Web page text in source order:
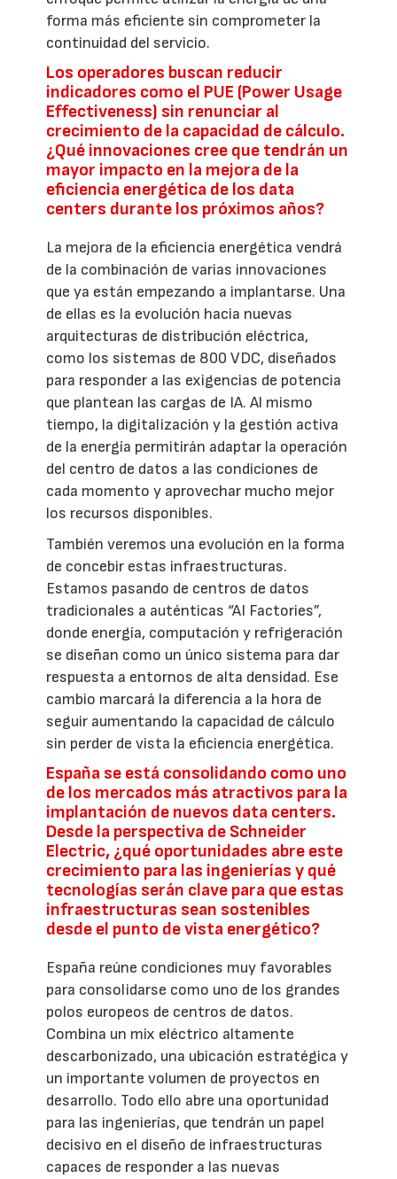
forma más eficiente sin comprometer la
continuidad del servicio.
Los operadores buscan reducir
indicadores como el PUE (Power Usage
Effectiveness) sin renunciar al
crecimiento de la capacidad de cálculo.
¿Qué innovaciones cree que tendrán un
mayor impacto en la mejora de la
eficiencia energética de los data
centers durante los próximos años?
La mejora de la eficiencia energética vendrá
de la combinación de varias innovaciones
que ya están empezando a implantarse. Una
de ellas es la evolución hacia nuevas
arquitecturas de distribución eléctrica,
como los sistemas de 800 VDC, diseñados
para responder a las exigencias de potencia
que plantean las cargas de IA. Al mismo
tiempo, la digitalización y la gestión activa
de la energía permitirán adaptar la operación
del centro de datos a las condiciones de
cada momento y aprovechar mucho mejor
los recursos disponibles.
También veremos una evolución en la forma
de concebir estas infraestructuras.
Estamos pasando de centros de datos
tradicionales a auténticas “AI Factories”,
donde energía, computación y refrigeración
se diseñan como un único sistema para dar
respuesta a entornos de alta densidad. Ese
cambio marcará la diferencia a la hora de
seguir aumentando la capacidad de cálculo
sin perder de vista la eficiencia energética.
España se está consolidando como uno
de los mercados más atractivos para la
implantación de nuevos data centers.
Desde la perspectiva de Schneider
Electric, ¿qué oportunidades abre este
crecimiento para las ingenierías y qué
tecnologías serán clave para que estas
infraestructuras sean sostenibles
desde el punto de vista energético?
España reúne condiciones muy favorables
para consolidarse como uno de los grandes
polos europeos de centros de datos.
Combina un mix eléctrico altamente
descarbonizado, una ubicación estratégica y
un importante volumen de proyectos en
desarrollo. Todo ello abre una oportunidad
para las ingenierías, que tendrán un papel
decisivo en el diseño de infraestructuras
capaces de responder a las nuevas